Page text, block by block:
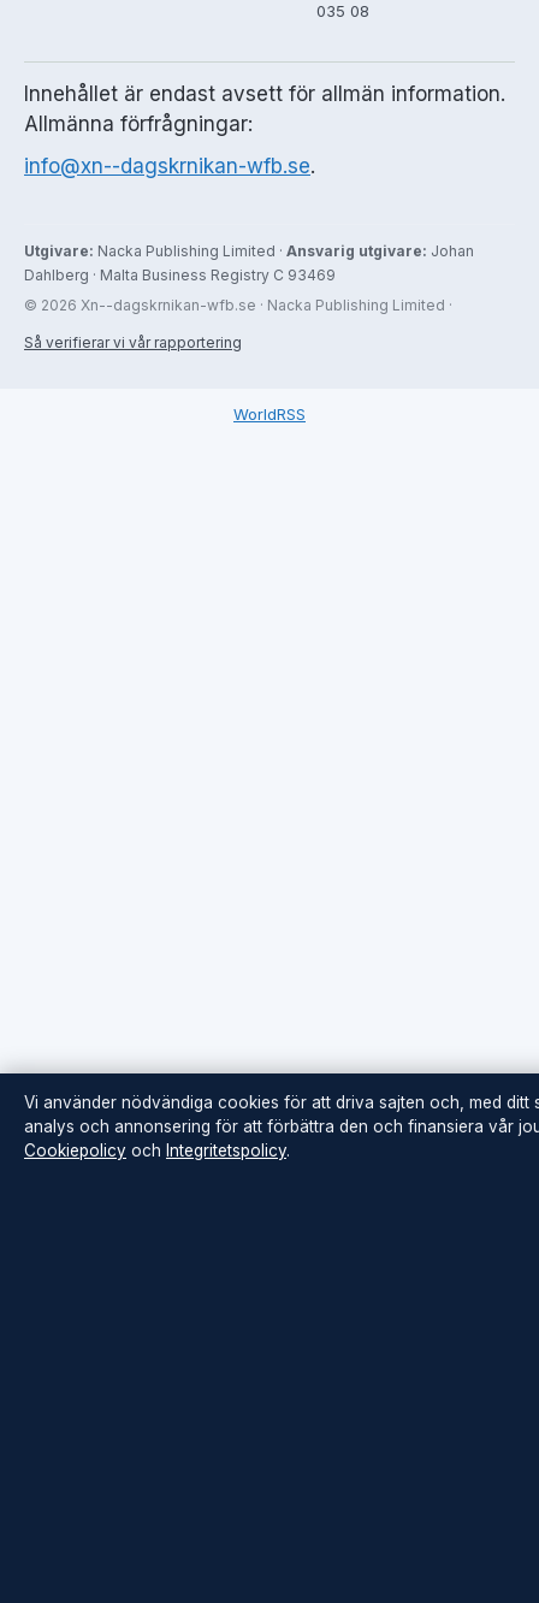
035 08
Innehållet är endast avsett för allmän information.
Allmänna förfrågningar:
info@xn--dagskrnikan-wfb.se.
Utgivare: Nacka Publishing Limited · Ansvarig utgivare: Johan
Dahlberg · Malta Business Registry C 93469
© 2026 Xn--dagskrnikan-wfb.se · Nacka Publishing Limited ·
Så verifierar vi vår rapportering
Vi använder nödvändiga cookies för att driva sajten och, med ditt
analys och annonsering för att förbättra den och finansiera vår
Cookiepolicy och Integritetspolicy.
WorldRSS